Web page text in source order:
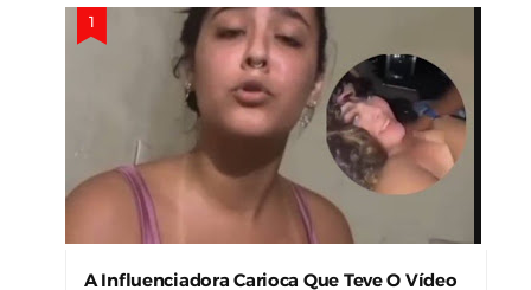
A Influenciadora Carioca Que Teve O Vídeo